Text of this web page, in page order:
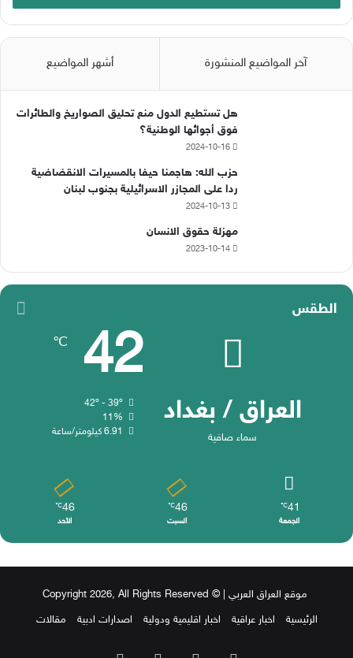
آخر المواضيع المنشورة أشهر المواضيع
هل تستطيع الدول منع تحليق الصواريخ والطائرات
فوق أجوائها الوطنية؟
2024-10-16
حزب الله: هاجمنا حيفا بالمسيرات الانقضاضية
ردا على المجازر الاسرائيلية بجنوب لبنان
2024-10-13
مهزلة حقوق الانسان
2023-10-14
الطقس
العراق / بغداد
سماء صافية
42
℃
42º - 39º
11%
6.91 كيلومتر/ساعة
41
℃
الجمعة
46
℃
السبت
46
℃
الأحد
موقع العراق العربي | © Copyright 2026, All Rights Reserved
الرئيسية
اخبار عراقية اخبار اقليمية ودولية اصدارات ادبية مقالات